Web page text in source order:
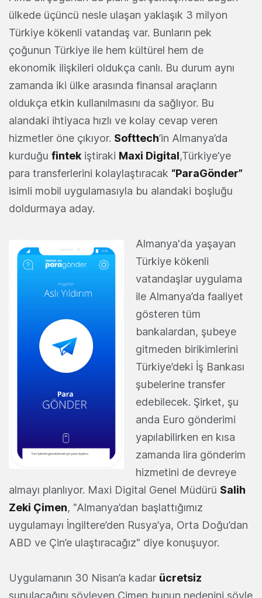
ülkede üçüncü nesle ulaşan yaklaşık 3 milyon
Türkiye kökenli vatandaş var. Bunların pek
çoğunun Türkiye ile hem kültürel hem de
ekonomik ilişkileri oldukça canlı. Bu durum aynı
zamanda iki ülke arasında finansal araçların
oldukça etkin kullanılmasını da sağlıyor. Bu
alandaki ihtiyaca hızlı ve kolay cevap veren
hizmetler öne çıkıyor. Softtech’in Almanya’da
kurduğu fintek iştiraki Maxi Digital,Türkiye’ye
para transferlerini kolaylaştıracak “ParaGönder”
isimli mobil uygulamasıyla bu alandaki boşluğu
doldurmaya aday.
Almanya'da yaşayan
Türkiye kökenli
vatandaşlar uygulama
ile Almanya’da faaliyet
gösteren tüm
bankalardan, şubeye
gitmeden birikimlerini
Türkiye’deki İş Bankası
şubelerine transfer
edebilecek. Şirket, şu
anda Euro gönderimi
yapılabilirken en kısa
zamanda lira gönderim
hizmetini de devreye
almayı planlıyor. Maxi Digital Genel Müdürü Salih
Zeki Çimen, "Almanya’dan başlattığımız
uygulamayı İngiltere’den Rusya’ya, Orta Doğu’dan
ABD ve Çin’e ulaştıracağız" diye konuşuyor.
Uygulamanın 30 Nisan’a kadar ücretsiz
sunulacağını söyleyen Çimen bunun nedenini şöyle